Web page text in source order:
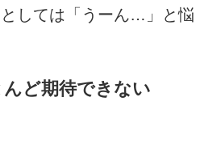
しては「うーん…」と悩
ど期待できない